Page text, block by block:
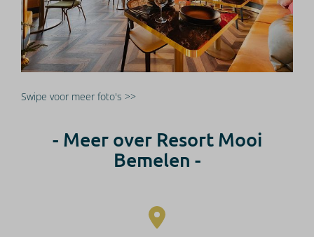
Swipe voor meer foto's >>
- Meer over Resort Mooi
Bemelen -